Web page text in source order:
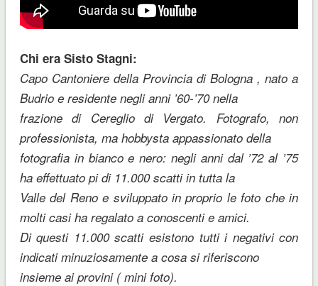
Chi era Sisto Stagni:
Capo Cantoniere della Provincia di Bologna , nato a
Budrio e residente negli anni ’60-’70 nella
frazione di Cereglio di Vergato. Fotografo, non
professionista, ma hobbysta appassionato della
fotografia in bianco e nero: negli anni dal ’72 al ’75
ha effettuato pi di 11.000 scatti in tutta la
Valle del Reno e sviluppato in proprio le foto che in
molti casi ha regalato a conoscenti e amici.
Di questi 11.000 scatti esistono tutti i negativi con
indicati minuziosamente a cosa si riferiscono
insieme ai provini ( mini foto).